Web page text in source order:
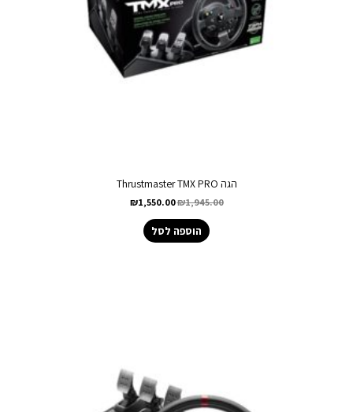
הגה Thrustmaster TMX PRO
₪1,945.00
₪1,550.00
הוספה לסל